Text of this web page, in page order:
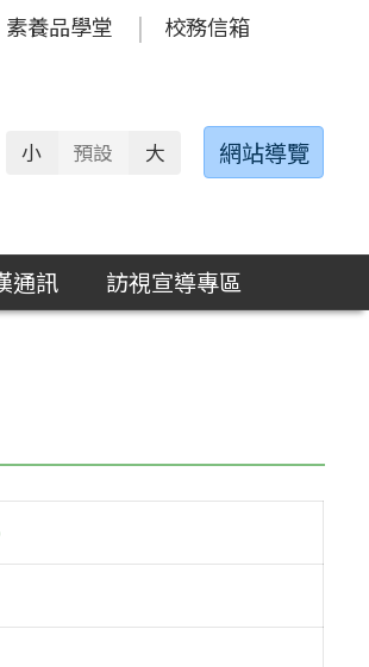
素養品學堂 校務信箱
小 預設 大 網站導覽
通訊
訪視宣導專區